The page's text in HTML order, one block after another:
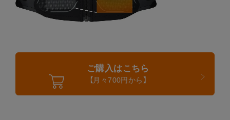
ご購入はこちら
【月々700円から】